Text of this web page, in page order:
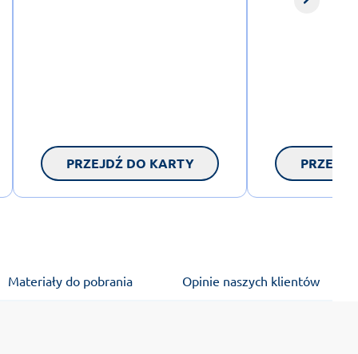
PRZEJDŹ DO KARTY
Materiały do pobrania Opinie naszych klientów